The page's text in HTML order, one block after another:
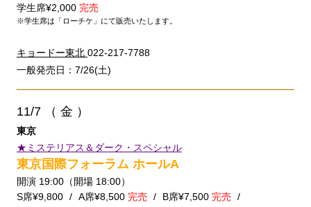
学生席¥2,000 完売
※学生席は「ローチケ」にて販売いたします。
キョードー東北 022-217-7788
一般発売日：7/26(土)
11/7 （ 金 ）
東京
★ミステリアス＆ダーク・スペシャル
東京国際フォーラム ホールA
開演 19:00（開場 18:00）
S席¥9,800
A席¥8,500 完売 B席¥7,500 完売